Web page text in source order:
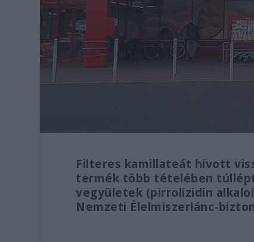
Filteres kamillateát hívott
termék több tételében
vegyületek (pirrolizidin
Nemzeti Élelmiszerlánc-